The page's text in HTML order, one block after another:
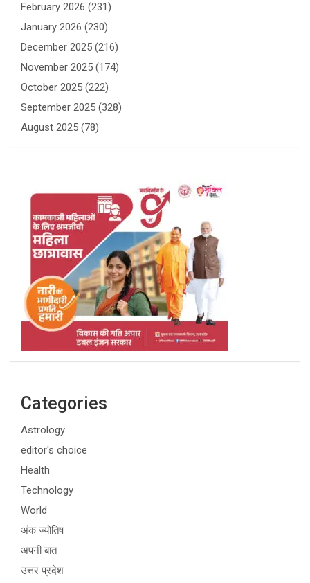
February 2026 (231)
January 2026 (230)
December 2025 (216)
November 2025 (174)
October 2025 (222)
September 2025 (328)
August 2025 (78)
Categories
Astrology
editor's choice
Health
Technology
World
अंक ज्योतिष
अपनी बात
उत्तर प्रदेश